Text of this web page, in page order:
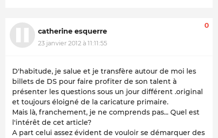
catherine esquerre
23 janvier 2012 à 11:11:55
0
D'habitude, je salue et je transfère autour de moi les
billets de DS pour faire profiter de son talent à
présenter les questions sous un jour différent .original
et toujours éloigné de la caricature primaire.
Mais là, franchement, je ne comprends pas... Quel est
l'intérêt de cet article?
A part celui assez évident de vouloir se démarquer des